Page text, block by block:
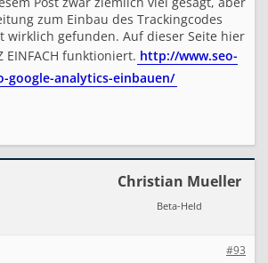
zum Einbau des Trackingcodes
wirklich gefunden. Auf dieser Seite hier
EINFACH funktioniert. http://www.seo-
google-analytics-einbauen/
Christian Mueller
Beta-Held
#93